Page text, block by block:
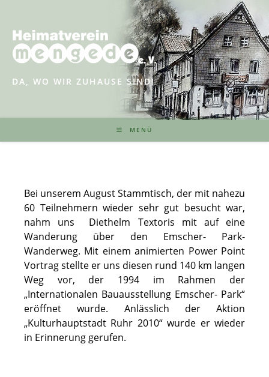
springen
DA, WO WIR ZUHAUSE SIND!
MENÜ
Bei unserem August Stammtisch, der mit nahezu
60 Teilnehmern wieder sehr gut besucht war,
nahm uns Diethelm Textoris mit auf eine
Wanderung über den Emscher- Park-
Wanderweg. Mit einem animierten Power Point
Vortrag stellte er uns diesen rund 140 km langen
Weg vor, der 1994 im Rahmen der
„Internationalen Bauausstellung Emscher- Park“
eröffnet wurde. Anlässlich der Aktion
„Kulturhauptstadt Ruhr 2010“ wurde er wieder
in Erinnerung gerufen.